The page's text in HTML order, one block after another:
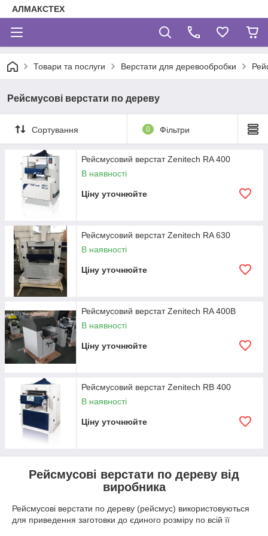
АЛМАКСТЕХ
Товари та послуги Верстати для деревообробки
Рейсмусові верстати по дереву
Сортування 0 Фільтри
Рейсмусовий верстат Zenitech RA 400
В наявності
Ціну уточнюйте
Рейсмусовий верстат Zenitech RA 630
В наявності
Ціну уточнюйте
Рейсмусовий верстат Zenitech RA 400B
В наявності
Ціну уточнюйте
Рейсмусовий верстат Zenitech RB 400
В наявності
Ціну уточнюйте
Рейсмусові верстати по дереву від
виробника
Рейсмусові верстати по дереву (рейсмус) використовуються
для приведення заготовки до єдиного розміру по всій її